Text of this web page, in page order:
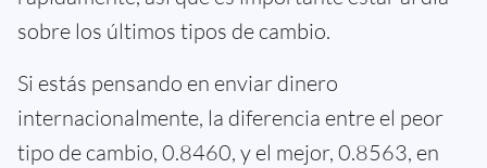
sobre los últimos tipos de cambio.
Si estás pensando en enviar dinero
internacionalmente, la diferencia entre el peor
tipo de cambio, 0.8460, y el mejor, 0.8563, en